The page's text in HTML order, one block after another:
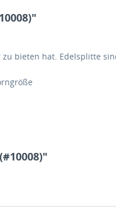
bieten hat. Edelsplitte